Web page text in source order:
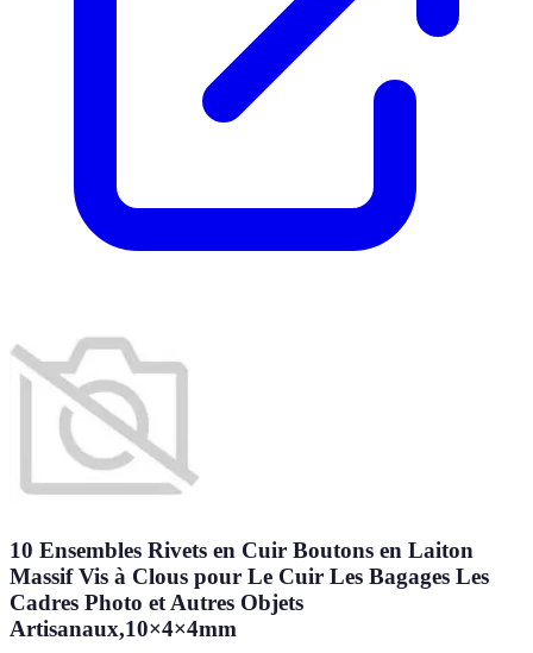
10 Ensembles Rivets en Cuir Boutons en Laiton
Massif Vis à Clous pour Le Cuir Les Bagages Les
Cadres Photo et Autres Objets
Artisanaux,10×4×4mm